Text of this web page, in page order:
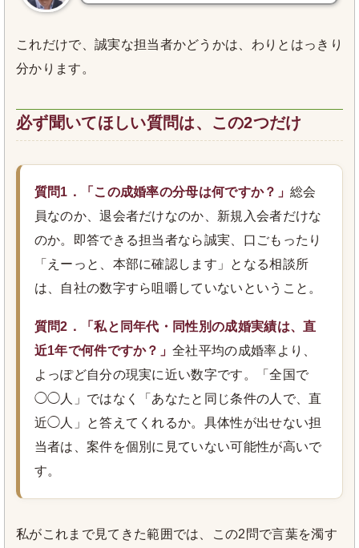
これだけで、誠実な担当者かどうかは、わりとはっきり
分かります。
必ず聞いてほしい質問は、この2つだけ
質問1．「この成婚率の分母は何ですか？」 総会
員なのか、退会者だけなのか、新規入会者だけな
のか。即答できる担当者なら誠実、口ごもったり
「えーっと、本部に確認します」となる相談所
は、自社の数字すら咀嚼していないということ。
質問2．「私と同年代・同性別の成婚実績は、直
近1年で何件ですか？」全社平均の成婚率より、
よっぽど自分の現実に近い数字です。「全国で
◯◯人」ではなく「あなたと同じ条件の人で、直
近◯人」と答えてくれるか。具体性が出せない担
当者は、案件を個別に見ていない可能性が高いで
す。
私がこれまで見てきた範囲では、この2問で言葉を濁す